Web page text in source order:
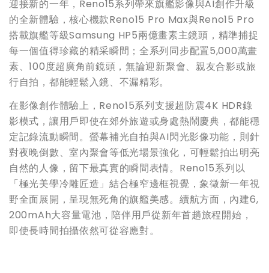
迎接新的一年，Reno15系列帶來旗艦影像與AI創作升級
的全新體驗，核心機款Reno15 Pro Max與Reno15 Pro
搭載旗艦等級Samsung HP5兩億畫素主鏡頭，精準捕捉
每一個值得珍藏的精采瞬間；全系列同步配置5,000萬畫
素、100度超廣角前鏡頭，無論迎新聚會、親友合影或旅
行自拍，都能輕鬆入鏡、不漏精彩。
在影像創作體驗上，Reno15系列支援超防震4K HDR錄
影模式，讓用戶即使在郊外旅遊或身處熱鬧慶典，都能穩
定記錄流動瞬間。螢幕補光自拍與AI閃光影像功能，則針
對夜晚倒數、室內聚會等低光場景強化，可輕鬆拍出明亮
自然的人像，留下最真實的瞬間表情。Reno15系列以
「極光美學冷雕匠造」結合極窄邊框視覺，象徵新一年視
野全面展開，呈現無死角的旗艦美感。續航方面，內建6,
200mAh大容量電池，陪伴用戶從新年首趟旅程開始，
即使長時間拍攝依然可從容應對。